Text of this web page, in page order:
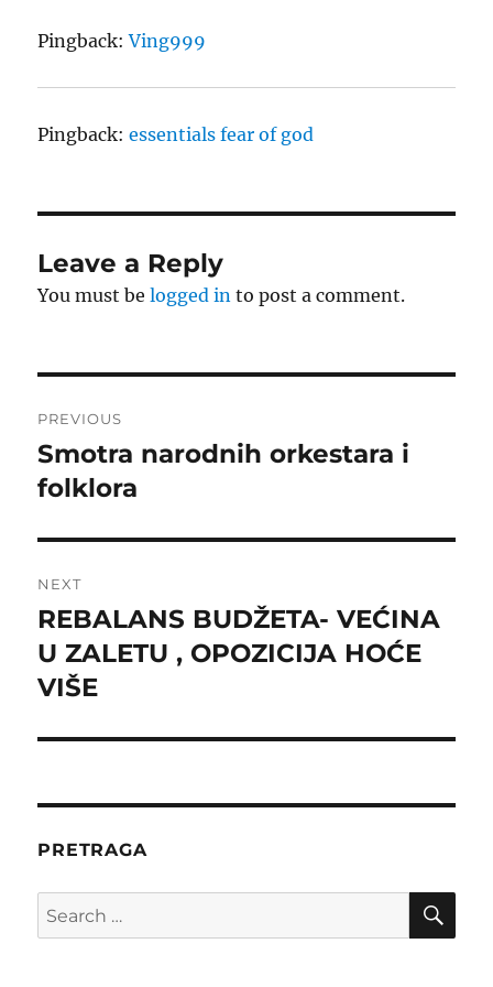
Pingback:Ving999
Pingback:essentials fear of god
Leave a Reply
You must belogged in to post a comment.
navigation
PREVIOUS
Previous
post:
Smotra narodnih orkestara i
folklora
NEXT
Next
post:
REBALANS BUDŽETA- VEĆINA
U ZALETU , OPOZICIJA HOĆE
VIŠE
PRETRAGA
Search
for: